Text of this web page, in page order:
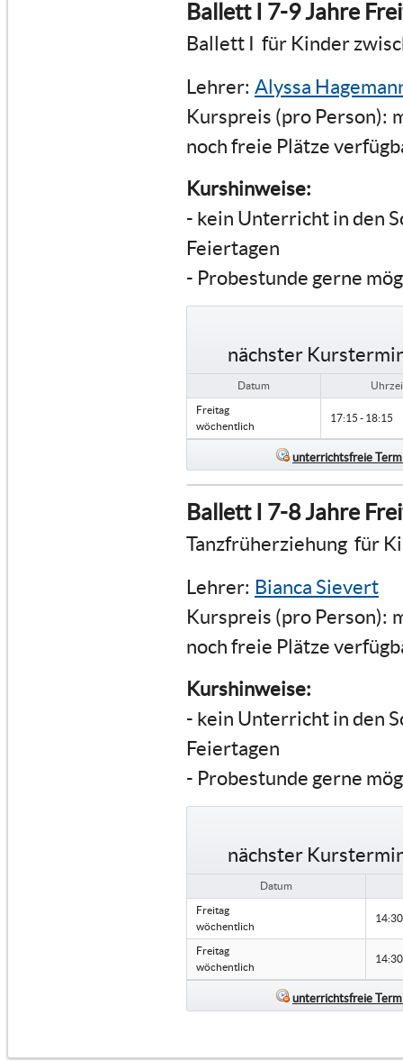
Ballett I 7-9 Jahre
Ballett I für Kinder
Lehrer: Alyssa
Kurspreis (pro Person):
noch freie Plätze
Kurshinweise:
- kein Unterricht in den
Feiertagen
- Probestunde gerne
nächster
Datum
Freitag
wöchentlich
17:15 - 18:15
unterrichtsfreie
Ballett I 7-8 Jahre
Tanzfrüherziehung für
Lehrer: Bianca Sievert
Kurspreis (pro Person):
noch freie Plätze
Kurshinweise:
- kein Unterricht in den
Feiertagen
- Probestunde gerne
nächster
Datum
Freitag
wöchentlich
Freitag
wöchentlich
unterrichtsfreie